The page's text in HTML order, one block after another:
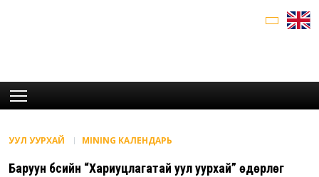
УУЛ УУРХАЙ MINING КАЛЕНДАРЬ
Баруун бүсийн “Хариуцлагатай уул уурхай” өдөрлөг